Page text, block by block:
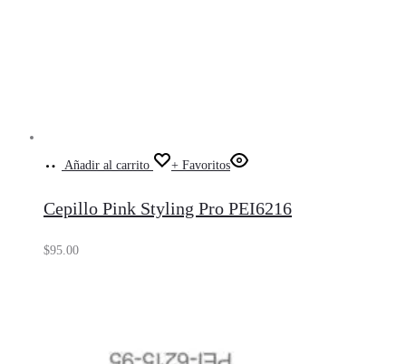
Añadir al carrito + Favoritos
Cepillo Pink Styling Pro PEI6216
$95.00